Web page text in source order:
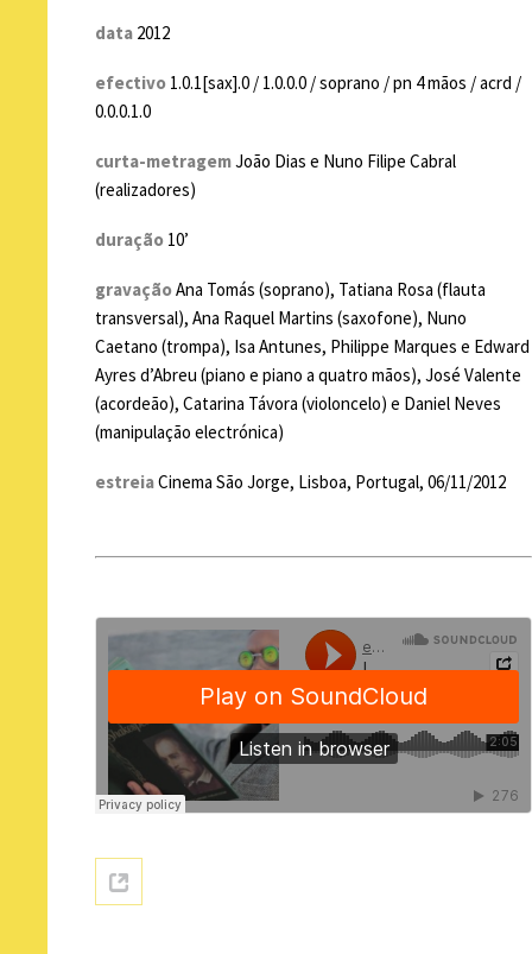
data 2012
efectivo 1.0.1[sax].0 / 1.0.0.0 / soprano / pn 4 mãos / acrd /
0.0.0.1.0
curta-metragemJoão Dias e Nuno Filipe Cabral
(realizadores)
duração 10’
gravaçãoAna Tomás (soprano), Tatiana Rosa (flauta
transversal), Ana Raquel Martins (saxofone), Nuno
Caetano (trompa), Isa Antunes, Philippe Marques e Edward
Ayres d’Abreu (piano e piano a quatro mãos), José Valente
(acordeão), Catarina Távora (violoncelo) e Daniel Neves
(manipulação electrónica)
estreiaCinema São Jorge, Lisboa, Portugal, 06/11/2012